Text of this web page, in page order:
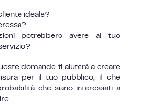
ideale?
potrebbero avere al tuo
domande ti aiuterà a creare
per il tuo pubblico, il che
che siano interessati a